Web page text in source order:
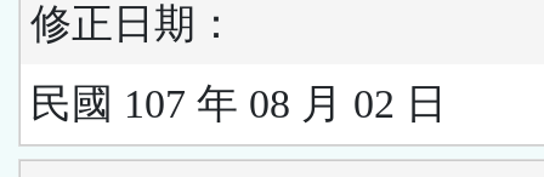
修正日期：
民國 107 年 08 月 02 日